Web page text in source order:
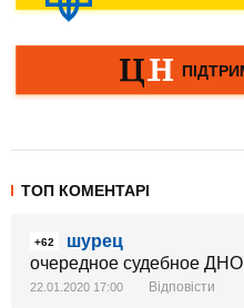
ТОП КОМЕНТАРІ
+62
шурец
очередное судебное ДНО
22.01.2020 17:00 Відповісти